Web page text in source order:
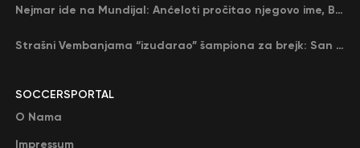
SOCCERSPORTAL
O Nama
Impressum
Nejmar ide na Mundijal: Anćeloti pročitao njegovo ime, Brazil u delirijumu (VIDEO)
Strašni Vembanjama “izudarao” šampiona za brejk: San Antonio poveo protiv Oklahome